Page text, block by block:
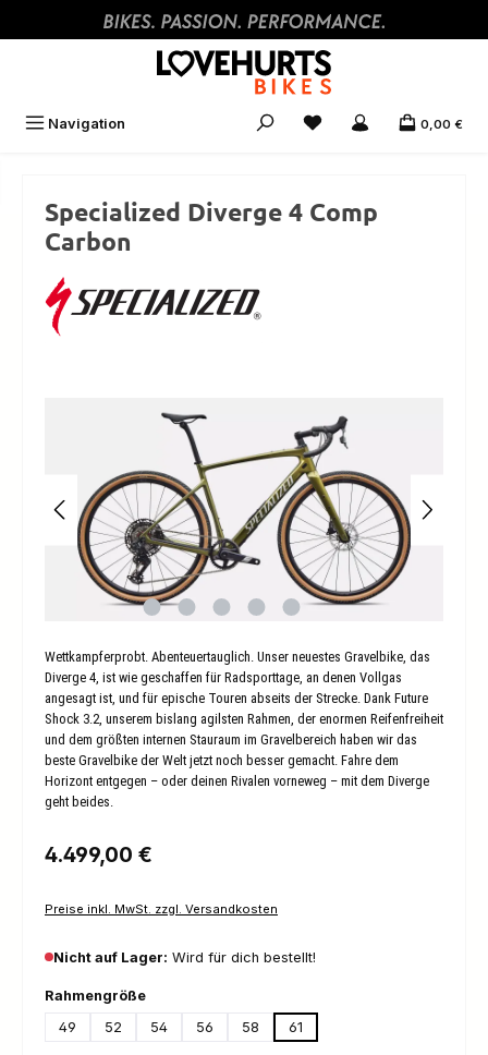
Zum Hauptinhalt springen
Navigation 0,00 €
Specialized Diverge 4 Comp
Carbon
Wettkampferprobt. Abenteuertauglich. Unser neuestes Gravelbike, das
Diverge 4, ist wie geschaffen für Radsporttage, an denen Vollgas
angesagt ist, und für epische Touren abseits der Strecke. Dank Future
Shock 3.2, unserem bislang agilsten Rahmen, der enormen Reifenfreiheit
und dem größten internen Stauraum im Gravelbereich haben wir das
beste Gravelbike der Welt jetzt noch besser gemacht. Fahre dem
Horizont entgegen – oder deinen Rivalen vorneweg – mit dem Diverge
geht beides.
Regulärer Preis:
4.499,00 €
Preise inkl. MwSt. zzgl. Versandkosten
Nicht auf Lager: Wird für dich bestellt!
Rahmengrößeauswählen
49
52 54 56 58 61